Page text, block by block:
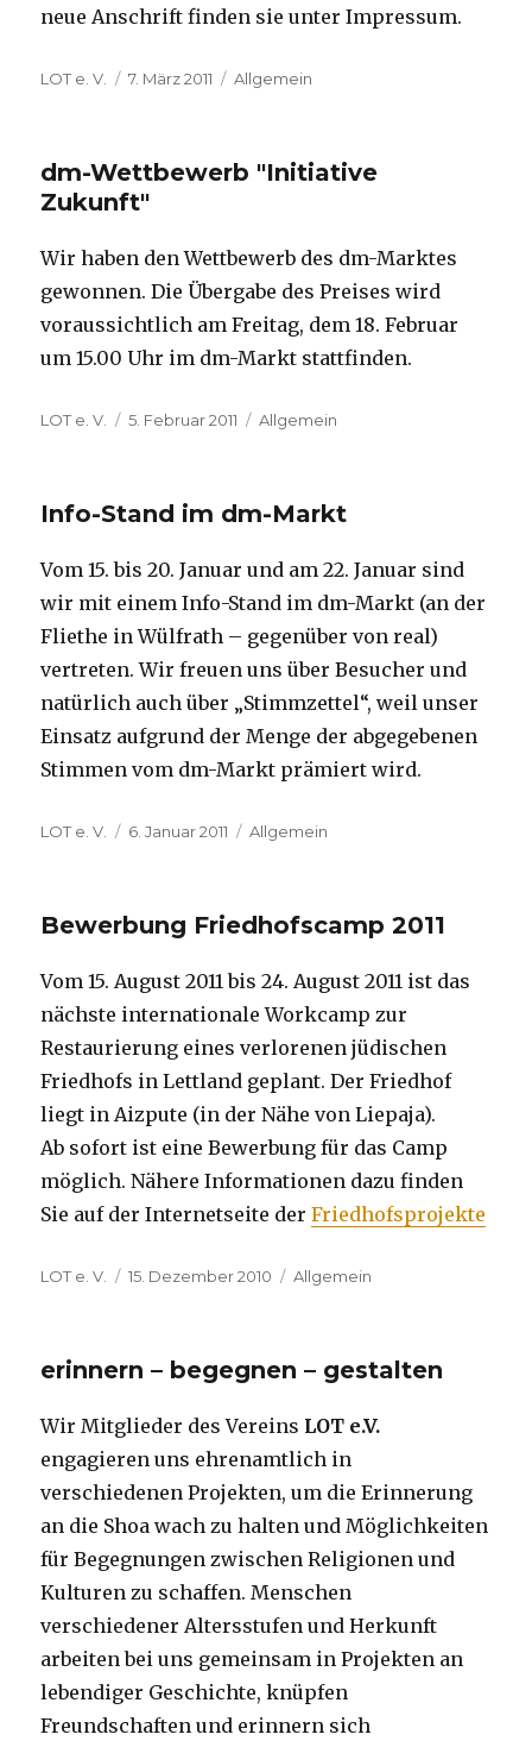
neue Anschrift finden sie unter Impressum.
Autor
LOT e. V.
Veröffentlicht
7. März 2011 Kategorien
Allgemein
dm-Wettbewerb "Initiative
Zukunft"
Wir haben den Wettbewerb des dm-Marktes
gewonnen. Die Übergabe des Preises wird
voraussichtlich am Freitag, dem 18. Februar
um 15.00 Uhr im dm-Markt stattfinden.
Autor
LOT e. V.
Veröffentlicht
5. Februar 2011 Kategorien
Allgemein
Info-Stand im dm-Markt
Vom 15. bis 20. Januar und am 22. Januar sind
wir mit einem Info-Stand im dm-Markt (an der
Fliethe in Wülfrath – gegenüber von real)
vertreten. Wir freuen uns über Besucher und
natürlich auch über „Stimmzettel“, weil unser
Einsatz aufgrund der Menge der abgegebenen
Stimmen vom dm-Markt prämiert wird.
Autor
LOT e. V.
Veröffentlicht
6. Januar 2011 Kategorien
Allgemein
Bewerbung Friedhofscamp 2011
Vom 15. August 2011 bis 24. August 2011 ist das
nächste internationale Workcamp zur
Restaurierung eines verlorenen jüdischen
Friedhofs in Lettland geplant. Der Friedhof
liegt in Aizpute (in der Nähe von Liepaja).
Ab sofort ist eine Bewerbung für das Camp
möglich. Nähere Informationen dazu finden
Sie auf der Internetseite derFriedhofsprojekte
Autor
LOT e. V.
Veröffentlicht
15. Dezember 2010 Kategorien
Allgemein
erinnern – begegnen – gestalten
Wir Mitglieder des Vereins LOT e.V.
engagieren uns ehrenamtlich in
verschiedenen Projekten, um die Erinnerung
an die Shoa wach zu halten und Möglichkeiten
für Begegnungen zwischen Religionen und
Kulturen zu schaffen. Menschen
verschiedener Altersstufen und Herkunft
arbeiten bei uns gemeinsam in Projekten an
lebendiger Geschichte, knüpfen
Freundschaften und erinnern sich